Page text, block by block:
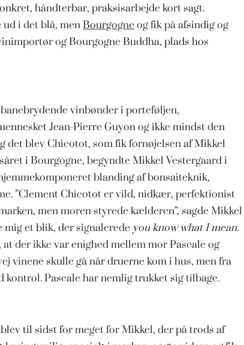
håndterbar, praksisarbejde kort sagt.
i det blå, menBourgogneog fik på afsindig og
og Bourgogne Buddha, plads hos
vinbønder i porteføljen,
Jean-Pierre Guyon og ikke mindst den
det blev Chicotot, som fik fornøjelsen af Mikkel
i Bourgogne, begyndte Mikkel Vestergaard i
blanding af bonsaiteknik,
”ClementChicotot er vild, nidkær, perfektionist
men moren styrede kælderen”, sagde Mikkel
mig et blik, der signalerede you know what I mean.
der ikke var enighed mellem mor Pascale og
vinene skulle gå når druerne kom i hus, men fra
kontrol. Pascale har nemlig trukket sig tilbage.
til sidst for meget for Mikkel, der på trods af